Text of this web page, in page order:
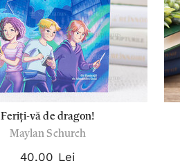
Feriți-vă de dragon!
Maylan Schurch
40,00 Lei